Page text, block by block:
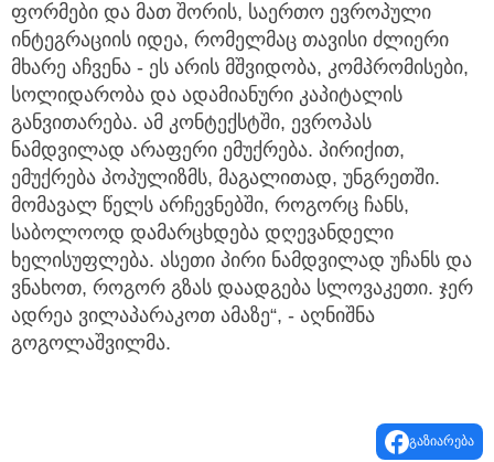
ფორმები და მათ შორის, საერთო ევროპული
ინტეგრაციის იდეა, რომელმაც თავისი ძლიერი
მხარე აჩვენა - ეს არის მშვიდობა, კომპრომისები,
სოლიდარობა და ადამიანური კაპიტალის
განვითარება. ამ კონტექსტში, ევროპას
ნამდვილად არაფერი ემუქრება. პირიქით,
ემუქრება პოპულიზმს, მაგალითად, უნგრეთში.
მომავალ წელს არჩევნებში, როგორც ჩანს,
საბოლოოდ დამარცხდება დღევანდელი
ხელისუფლება. ასეთი პირი ნამდვილად უჩანს და
ვნახოთ, როგორ გზას დაადგება სლოვაკეთი. ჯერ
ადრეა ვილაპარაკოთ ამაზე“, - აღნიშნა
გოგოლაშვილმა.
გაზიარება